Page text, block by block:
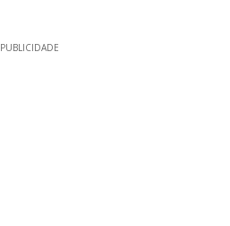
PUBLICIDADE